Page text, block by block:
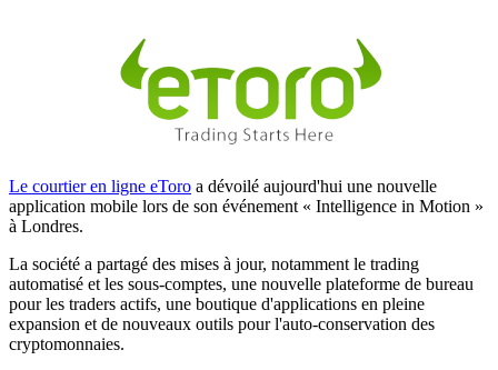
Le courtier en ligne eToro a dévoilé aujourd'hui une nouvelle
application mobile lors de son événement « Intelligence in Motion »
à Londres.
La société a partagé des mises à jour, notamment le trading
automatisé et les sous-comptes, une nouvelle plateforme de bureau
pour les traders actifs, une boutique d'applications en pleine
expansion et de nouveaux outils pour l'auto-conservation des
cryptomonnaies.